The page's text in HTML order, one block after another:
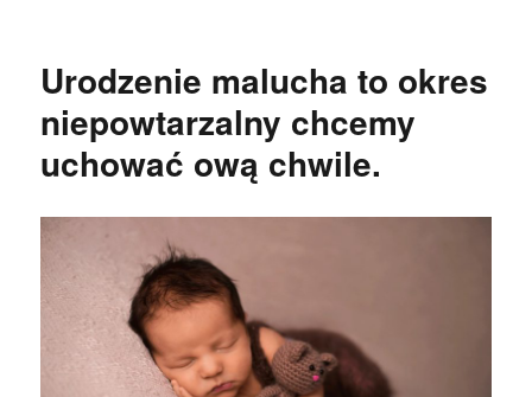
Urodzenie malucha to okres
niepowtarzalny chcemy
uchować ową chwile.